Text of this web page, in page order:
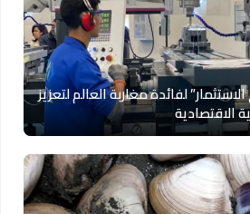
لفائدة مغاربة العالم لتعزيز
الاقتصادية